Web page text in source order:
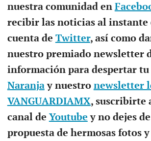
nuestra comunidad en
recibir las noticias al instante
cuenta de Twitter, así como
nuestro premiado newsletter
información para despertar tu
Naranjay nuestro newsletter
VANGUARDIAMX, suscribirte
canal de Youtube y no dejes
propuesta de hermosas fotos